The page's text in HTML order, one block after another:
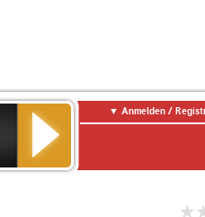
Anmelden /